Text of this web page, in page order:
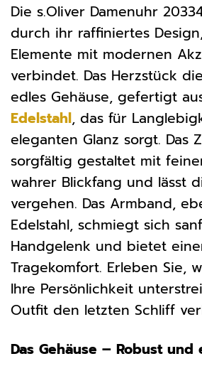
Die s.Oliver Damenuhr
durch ihr raffiniertes
Elemente mit modernen
verbindet. Das Herzstück
edles Gehäuse, gefertigt
Edelstahl, das für
eleganten Glanz sorgt. Das
sorgfältig gestaltet mit
wahrer Blickfang und lässt
vergehen. Das Armband,
Edelstahl, schmiegt sich
Handgelenk und bietet
Tragekomfort. Erleben Sie,
Ihre Persönlichkeit
Outfit den letzten Schliff
Das Gehäuse – Robust und